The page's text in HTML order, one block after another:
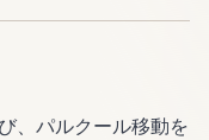
、パルクール移動を